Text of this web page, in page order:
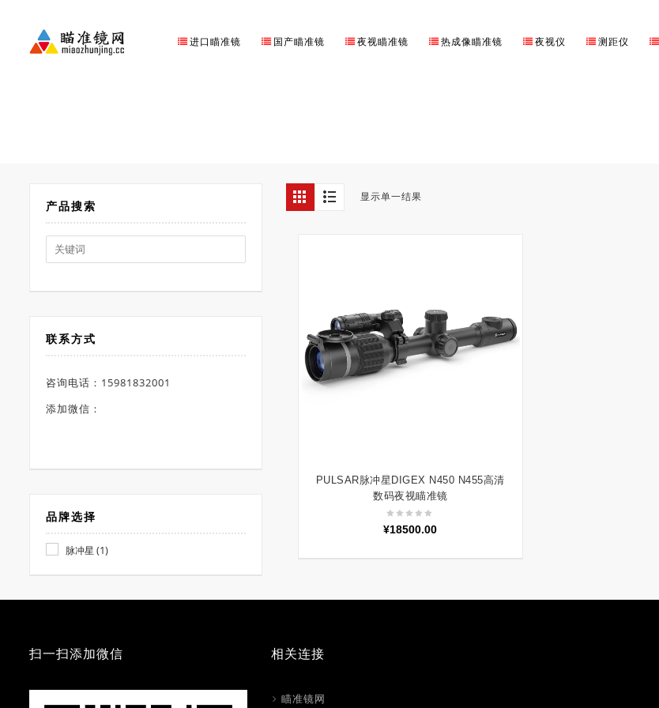
进口瞄准镜 国产瞄准镜 夜视瞄准镜 热成像瞄准镜 夜视仪 测距仪
产品搜索
Search
for:
联系方式
咨询电话：15981832001
添加微信：
品牌选择
脉冲星 (1)
显示单一结果
加入购物车
PULSAR脉冲星DIGEX N450 N455高清
数码夜视瞄准镜
¥18500.00
扫一扫添加微信 相关连接
瞄准镜网